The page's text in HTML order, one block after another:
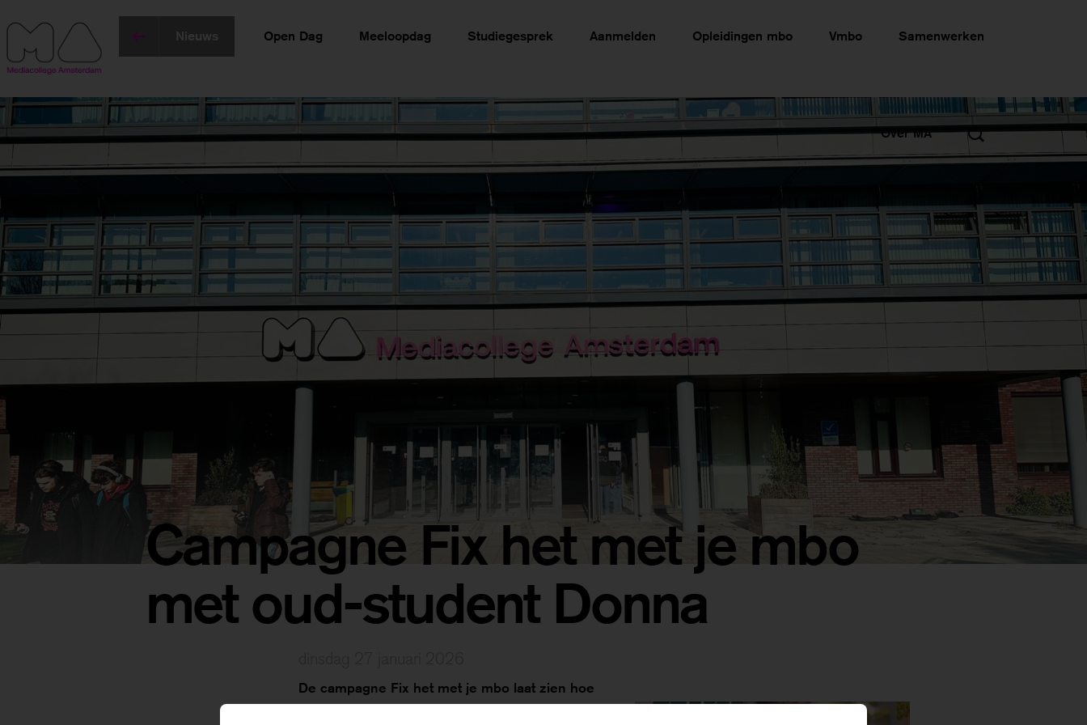
Nieuws Open Dag Meeloopdag Studiegesprek Aanmelden Opleidingen mbo Vmbo Samenwerken
Over MA
Campagne Fix het met je mbo
met oud-student Donna
De campagne Fix het met je mbo laat zien hoe
belangrijk en veelzijdig het mbo is voor